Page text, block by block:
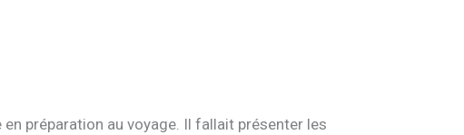
préparation au voyage. Il fallait présenter les